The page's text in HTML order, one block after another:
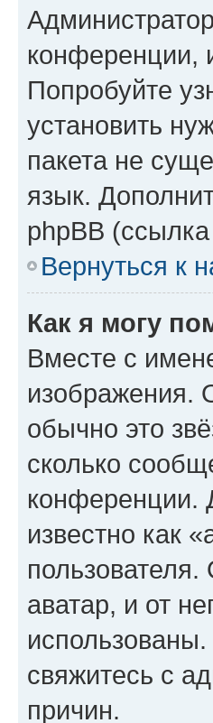
конференции,
Попробуйте
установить
пакета не
язык.
phpBB
Вернуться к
Как я могу
Вместе с
изображения.
обычно это
сколько
конференции.
известно как
аватар, и от
свяжитесь с
причин.